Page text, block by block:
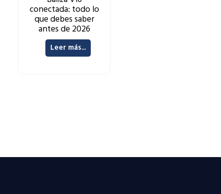
conectada: todo lo
que debes saber
antes de 2026
Leer más...